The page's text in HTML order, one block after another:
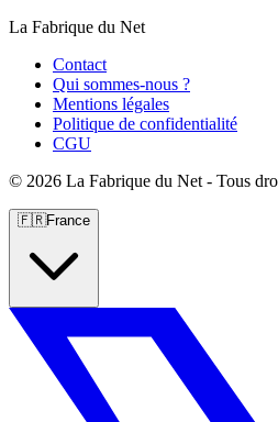
La Fabrique du Net
Contact
Qui sommes-nous ?
Mentions légales
Politique de confidentialité
CGU
© 2026 La Fabrique du Net - Tous
🇫🇷France